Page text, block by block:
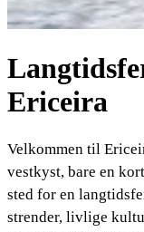
Ericeira
Velkommen til
vestkyst, bare en
sted for en
strender, livlige